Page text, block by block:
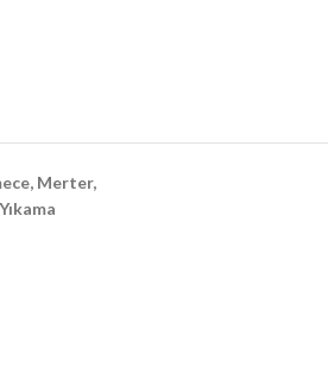
Merter,